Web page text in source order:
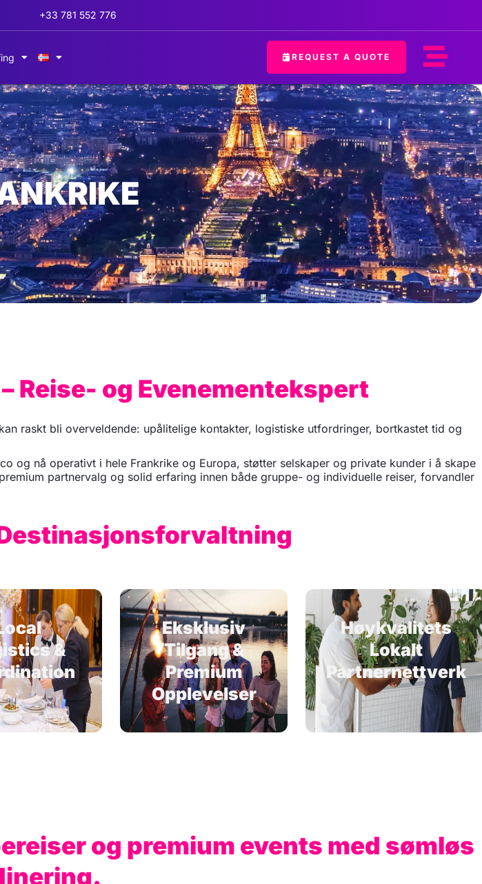
+33 781 552 776
REQUEST A QUOTE
Reise- og Evenementekspert
raskt bli overveldende: upålitelige kontakter, logistiske utfordringer, bortkastet tid og
og nå operativt i hele Frankrike og Europa, støtter selskaper og private kunder i å skape
partnervalg og solid erfaring innen både gruppe- og individuelle reiser, forvandler
&
Eksklusiv
Tilgang &
Premium
Opplevelser
Høykvalitets
Lokalt
Partnernettverk
og premium events med sømløs